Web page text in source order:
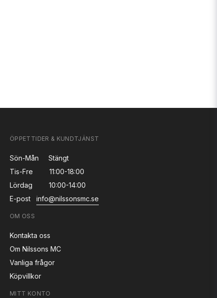
ÖPPETTIDER & KUNDTJÄNST
Sön-Mån
Stängt
Tis-Fre
11:00-18:00
Lördag
10:00-14:00
E-post
info@nilssonsmc.se
OM OSS
Kontakta oss
Om Nilssons MC
Vanliga frågor
Köpvillkor
MITT KONTO